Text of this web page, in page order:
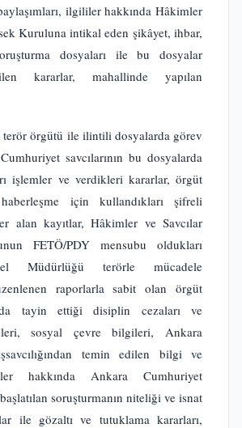
ilgililer hakkında Hâkimler
Kuruluna intikal eden şikâyet, ihbar,
dosyaları ile bu dosyalar
kararlar, mahallinde yapılan
terör örgütü ile ilintili dosyalarda görev
savcılarının bu dosyalarda
işlemler ve verdikleri kararlar, örgüt
haberleşme için kullandıkları şifreli
alan kayıtlar, Hâkimler ve Savcılar
FETÖ/PDY mensubu oldukları
Müdürlüğü terörle mücadele
raporlarla sabit olan örgüt
tayin ettiği disiplin cezaları ve
sosyal çevre bilgileri, Ankara
temin edilen bilgi ve
hakkında Ankara Cumhuriyet
başlatılan soruşturmanın niteliği ve isnat
ile gözaltı ve tutuklama kararları,